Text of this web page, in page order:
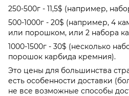
250-500г - 11,5$ (например,
500-1000г - 20$ (например, 4
или порошком, или 2 набора
1000-1500г - 30$ (несколько
порошок карбида кремния).
Это цены для большинства
есть особенности доставки
не все возможные способы